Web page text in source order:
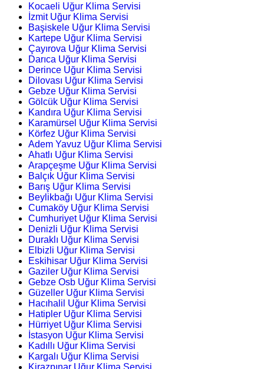
Kocaeli Uğur Klima Servisi
İzmit Uğur Klima Servisi
Başiskele Uğur Klima Servisi
Kartepe Uğur Klima Servisi
Çayırova Uğur Klima Servisi
Darıca Uğur Klima Servisi
Derince Uğur Klima Servisi
Dilovası Uğur Klima Servisi
Gebze Uğur Klima Servisi
Gölcük Uğur Klima Servisi
Kandıra Uğur Klima Servisi
Karamürsel Uğur Klima Servisi
Körfez Uğur Klima Servisi
Adem Yavuz Uğur Klima Servisi
Ahatlı Uğur Klima Servisi
Arapçeşme Uğur Klima Servisi
Balçık Uğur Klima Servisi
Barış Uğur Klima Servisi
Beylikbağı Uğur Klima Servisi
Cumaköy Uğur Klima Servisi
Cumhuriyet Uğur Klima Servisi
Denizli Uğur Klima Servisi
Duraklı Uğur Klima Servisi
Elbizli Uğur Klima Servisi
Eskihisar Uğur Klima Servisi
Gaziler Uğur Klima Servisi
Gebze Osb Uğur Klima Servisi
Güzeller Uğur Klima Servisi
Hacıhalil Uğur Klima Servisi
Hatipler Uğur Klima Servisi
Hürriyet Uğur Klima Servisi
İstasyon Uğur Klima Servisi
Kadıllı Uğur Klima Servisi
Kargalı Uğur Klima Servisi
Kirazpınar Uğur Klima Servisi